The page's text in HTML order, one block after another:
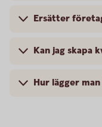
Ersätter
Kan jag skapa
Hur lägger